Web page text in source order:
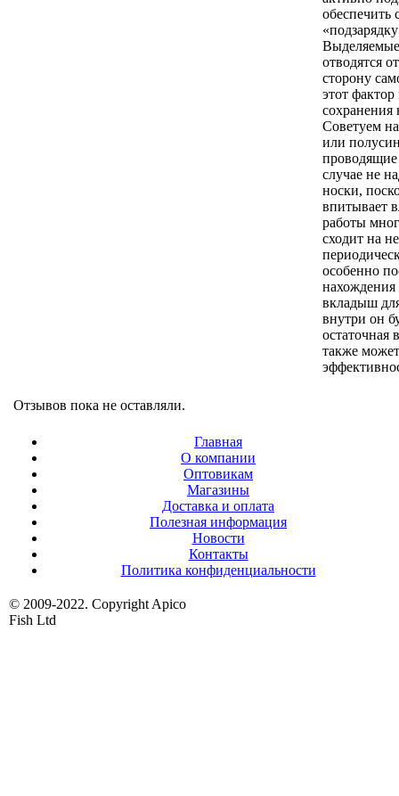
обеспечить
отводятся
сторону
этот
сохранения
Советуем
или
проводящие
случае не
носки,
впитывает
работы
сходит на
особенно
вкладыш
внутри он
остаточная
также
Отзывов пока не оставляли.
Главная
О компании
Оптовикам
Магазины
Доставка и оплата
Полезная информация
Новости
Контакты
Политика конфиденциальности
© 2009-2022. Copyright Apico
Fish Ltd